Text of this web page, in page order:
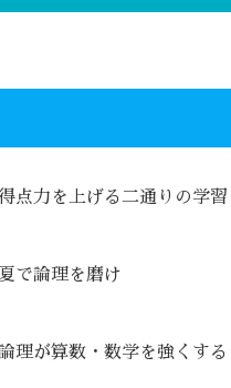
点力を上げる二通りの学習
で論理を磨け
理が算数・数学を強くする